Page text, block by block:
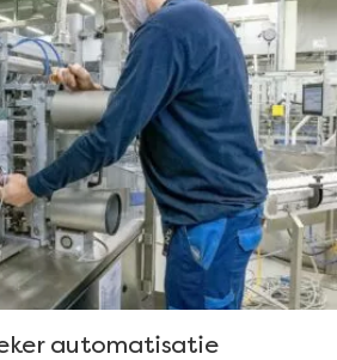
automatisatie